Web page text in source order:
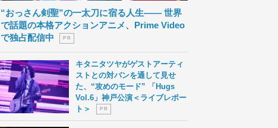
“おっさん剣聖”の一太刀に宿る人生―― 世界
で話題の本格アクションアニメ、Prime Video
で独占配信中
P R
キタニタツヤがゲストアーティ
ストとの対バンを通して見せ
た、“攻めのモード” 「Hugs
Vol.6」神戸公演＜ライブレポー
ト＞
P R